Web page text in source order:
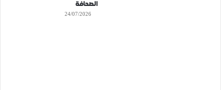
الصحافة
24/07/2026